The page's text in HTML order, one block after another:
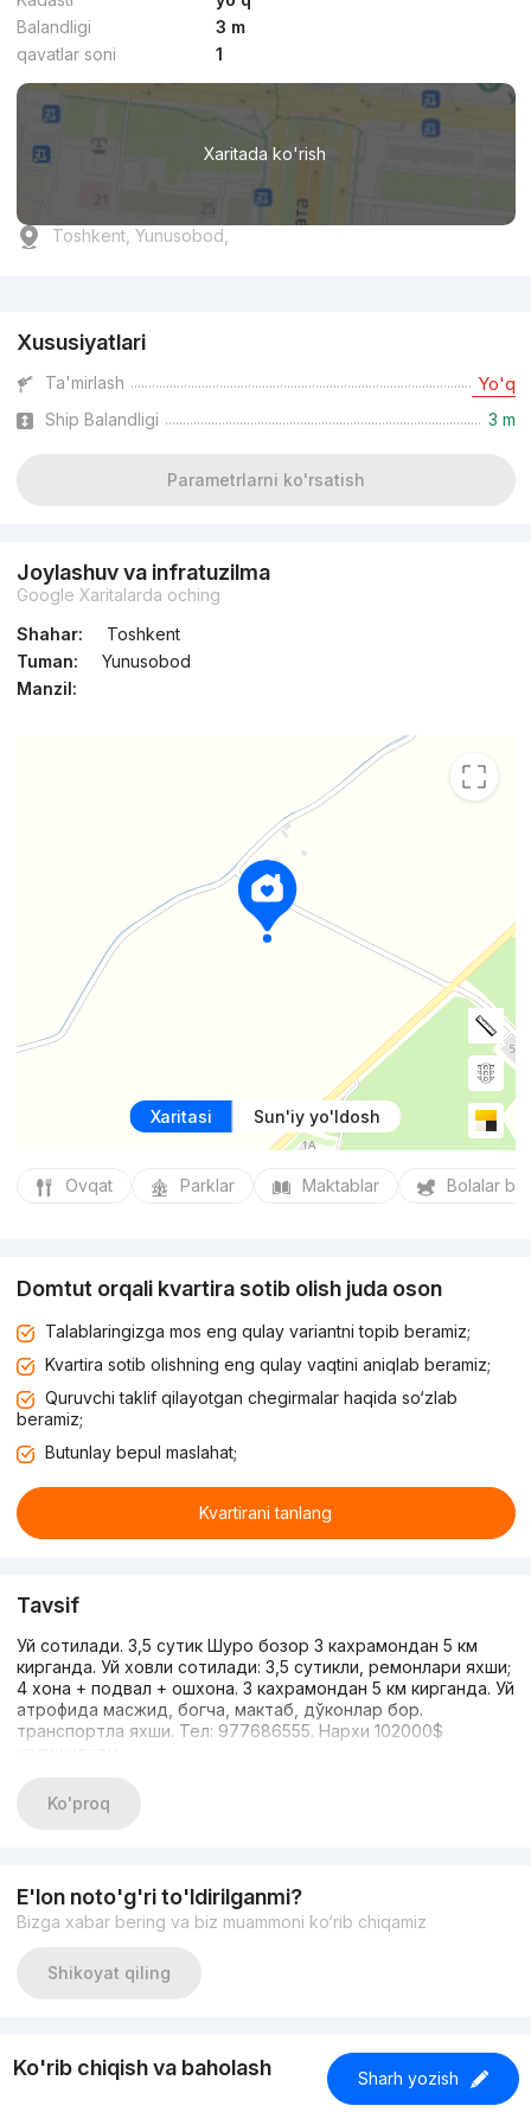
Balandligi
3 m
qavatlar soni
1
Xaritada ko'rish
Toshkent, Yunusobod,
Xususiyatlari
Ta'mirlash Yo'q
Ship Balandligi 3 m
Parametrlarni ko'rsatish
Joylashuv va infratuzilma
Google Xaritalarda oching
Shahar:
Toshkent
Tuman:
Yunusobod
Manzil:
Xaritasi Sun'iy yo'ldosh
Ovqat Parklar Maktablar Bolalar
Domtut orqali kvartira sotib olish juda oson
Talablaringizga mos eng qulay variantni topib beramiz;
Kvartira sotib olishning eng qulay vaqtini aniqlab beramiz;
Quruvchi taklif qilayotgan chegirmalar haqida so‘zlab
beramiz;
Butunlay bepul maslahat;
Kvartirani tanlang
Tavsif
Уй сотилади. 3,5 сутик Шуро бозор 3 кахрамондан 5 км
кирганда. Уй ховли сотилади: 3,5 сутикли, ремонлари яхши;
4 хона + подвал + ошхона. 3 кахрамондан 5 км кирганда. Уй
атрофида масжид, богча, мактаб, дўконлар бор.
транспортла яхши. Тел: 977686555. Нархи 102000$
Ko'proq
E'lon noto'g'ri to'ldirilganmi?
Bizga xabar bering va biz muammoni ko‘rib chiqamiz
Shikoyat qiling
Ko'rib chiqish va baholash Sharh yozish